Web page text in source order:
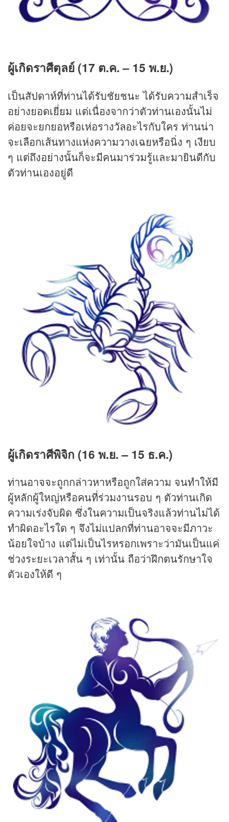
ผู้เกิดราศีตุลย์ (17 ต.ค. – 15 พ.ย.)
เป็นสัปดาห์ที่ท่านได้รับชัยชนะ ได้รับความสำเร็จ
อย่างยอดเยี่ยม แต่เนื่องจากว่าตัวท่านเองนั้นไม่
ค่อยจะยกยอหรือเห่อรางวัลอะไรกับใคร ท่านน่า
จะเลือกเส้นทางแห่งความวางเฉยหรือนิ่ง ๆ เงียบ
ๆ แต่ถึงอย่างนั้นก็จะมีคนมาร่วมรู้และมายินดีกับ
ตัวท่านเองอยู่ดี
ผู้เกิดราศีพิจิก (16 พ.ย. – 15 ธ.ค.)
ท่านอาจจะถูกกล่าวหาหรือถูกใส่ความ จนทำให้มี
ผู้หลักผู้ใหญ่หรือคนที่ร่วมงานรอบ ๆ ตัวท่านเกิด
ความเร่งจับผิด ซึ่งในความเป็นจริงแล้วท่านไม่ได้
ทำผิดอะไรใด ๆ จึงไม่แปลกที่ท่านอาจจะมีภาวะ
น้อยใจบ้าง แต่ไม่เป็นไรหรอกเพราะว่ามันเป็นแค่
ช่วงระยะเวลาสั้น ๆ เท่านั้น ถือว่าฝึกตนรักษาใจ
ตัวเองให้ดี ๆ